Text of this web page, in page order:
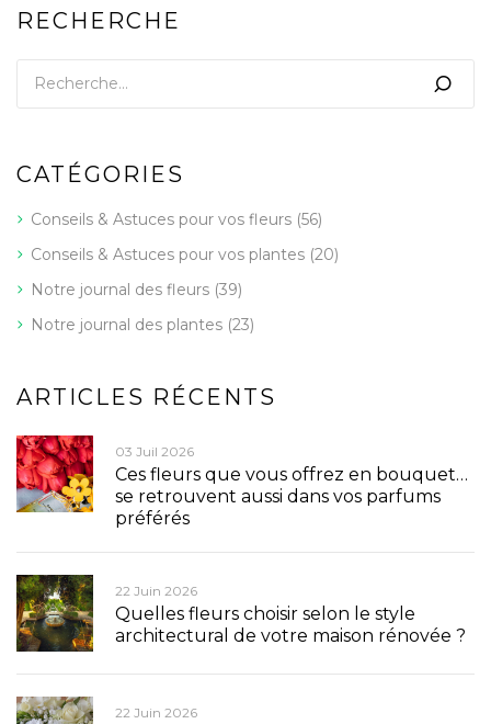
RECHERCHE
CATÉGORIES
Conseils & Astuces pour vos fleurs (56)
Conseils & Astuces pour vos plantes (20)
Notre journal des fleurs (39)
Notre journal des plantes (23)
ARTICLES RÉCENTS
03 Juil 2026
Ces fleurs que vous offrez en bouquet…
se retrouvent aussi dans vos parfums
préférés
22 Juin 2026
Quelles fleurs choisir selon le style
architectural de votre maison rénovée ?
22 Juin 2026